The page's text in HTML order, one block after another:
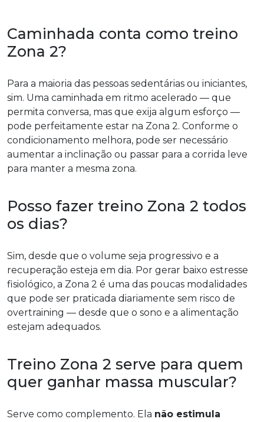
Caminhada conta como treino
Zona 2?
Para a maioria das pessoas sedentárias ou iniciantes,
sim. Uma caminhada em ritmo acelerado — que
permita conversa, mas que exija algum esforço —
pode perfeitamente estar na Zona 2. Conforme o
condicionamento melhora, pode ser necessário
aumentar a inclinação ou passar para a corrida leve
para manter a mesma zona.
Posso fazer treino Zona 2 todos
os dias?
Sim, desde que o volume seja progressivo e a
recuperação esteja em dia. Por gerar baixo estresse
fisiológico, a Zona 2 é uma das poucas modalidades
que pode ser praticada diariamente sem risco de
overtraining — desde que o sono e a alimentação
estejam adequados.
Treino Zona 2 serve para quem
quer ganhar massa muscular?
Serve como complemento. Ela não estimula